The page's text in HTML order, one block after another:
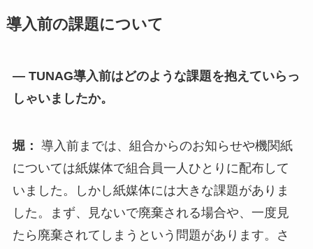
導入前の課題について
— TUNAG導入前はどのような課題を抱えていらっ
しゃいましたか。
堀： 導入前までは、組合からのお知らせや機関紙
については紙媒体で組合員一人ひとりに配布して
いました。しかし紙媒体には大きな課題がありま
した。まず、見ないで廃棄される場合や、一度見
たら廃棄されてしまうという問題があります。さ